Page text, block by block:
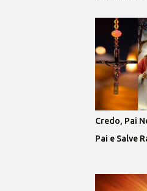
Credo, Pai
Pai e Salve